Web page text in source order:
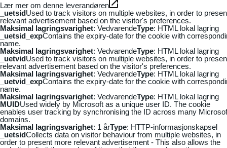
Lær mer om denne leverandøren
_uetsidUsed to track visitors on multiple websites, in order to
relevant advertisement based on the visitor's preferences.
Maksimal lagringsvarighet: VedvarendeType: HTML lokal lagring
_uetsid_expContains the expiry-date for the cookie with
name.
Maksimal lagringsvarighet: VedvarendeType: HTML lokal lagring
_uetvidUsed to track visitors on multiple websites, in order to
relevant advertisement based on the visitor's preferences.
Maksimal lagringsvarighet: VedvarendeType: HTML lokal lagring
_uetvid_expContains the expiry-date for the cookie with
name.
Maksimal lagringsvarighet: VedvarendeType: HTML lokal lagring
MUIDUsed widely by Microsoft as a unique user ID. The cookie
enables user tracking by synchronising the ID across many
domains.
Maksimal lagringsvarighet: 1 årType: HTTP-informasjonskapsel
_uetsidCollects data on visitor behaviour from multiple websites, in
order to present more relevant advertisement - This also allows the